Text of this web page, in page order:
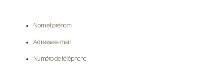
Nom et prénom
Adresse e-mail
Numéro de téléphone